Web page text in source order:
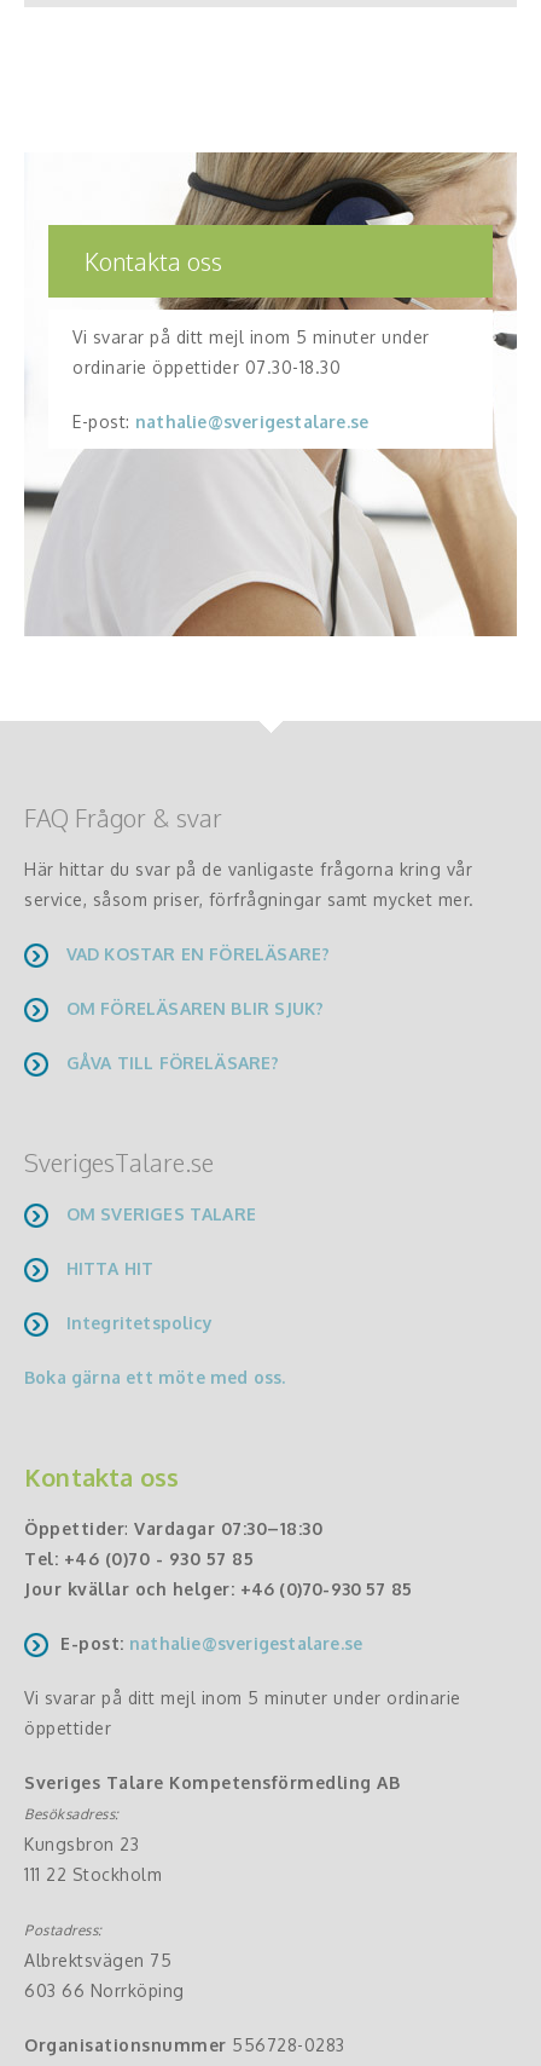
Kontakta oss
Vi svarar på ditt mejl inom 5 minuter under
ordinarie öppettider 07.30-18.30
E-post: nathalie@sverigestalare.se
FAQ Frågor & svar
Här hittar du svar på de vanligaste frågorna kring vår
service, såsom priser, förfrågningar samt mycket mer.
VAD KOSTAR EN FÖRELÄSARE?
OM FÖRELÄSAREN BLIR SJUK?
GÅVA TILL FÖRELÄSARE?
SverigesTalare.se
OM SVERIGES TALARE
HITTA HIT
Integritetspolicy
Boka gärna ett möte med oss.
Kontakta oss
Öppettider: Vardagar 07:30–18:30
Tel: +46 (0)70 - 930 57 85
Jour kvällar och helger: +46 (0)70-930 57 85
E-post: nathalie@sverigestalare.se
Vi svarar på ditt mejl inom 5 minuter under ordinarie
öppettider
Sveriges Talare Kompetensförmedling AB
Besöksadress:
Kungsbron 23
111 22 Stockholm
Postadress:
Albrektsvägen 75
603 66 Norrköping
Organisationsnummer 556728-0283